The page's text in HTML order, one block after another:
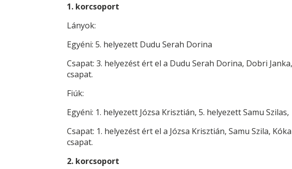
1. korcsoport
Lányok:
Egyéni: 5. helyezett Dudu Serah Dorina
Csapat: 3. helyezést ért el a Dudu Serah Dorina, Dobri
csapat.
Fiúk:
Egyéni: 1. helyezett Józsa Krisztián, 5. helyezett Samu Szilas,
Csapat: 1. helyezést ért el a Józsa Krisztián, Samu Szila,
csapat.
2. korcsoport